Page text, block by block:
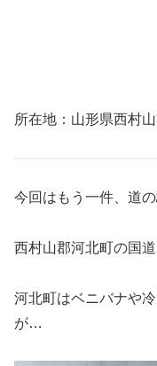
所在地：山形県西村
今回はもう一件、道
西村山郡河北町の国
河北町はベニバナや
が…